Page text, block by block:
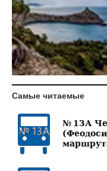
Самые читаемые
№ 13А